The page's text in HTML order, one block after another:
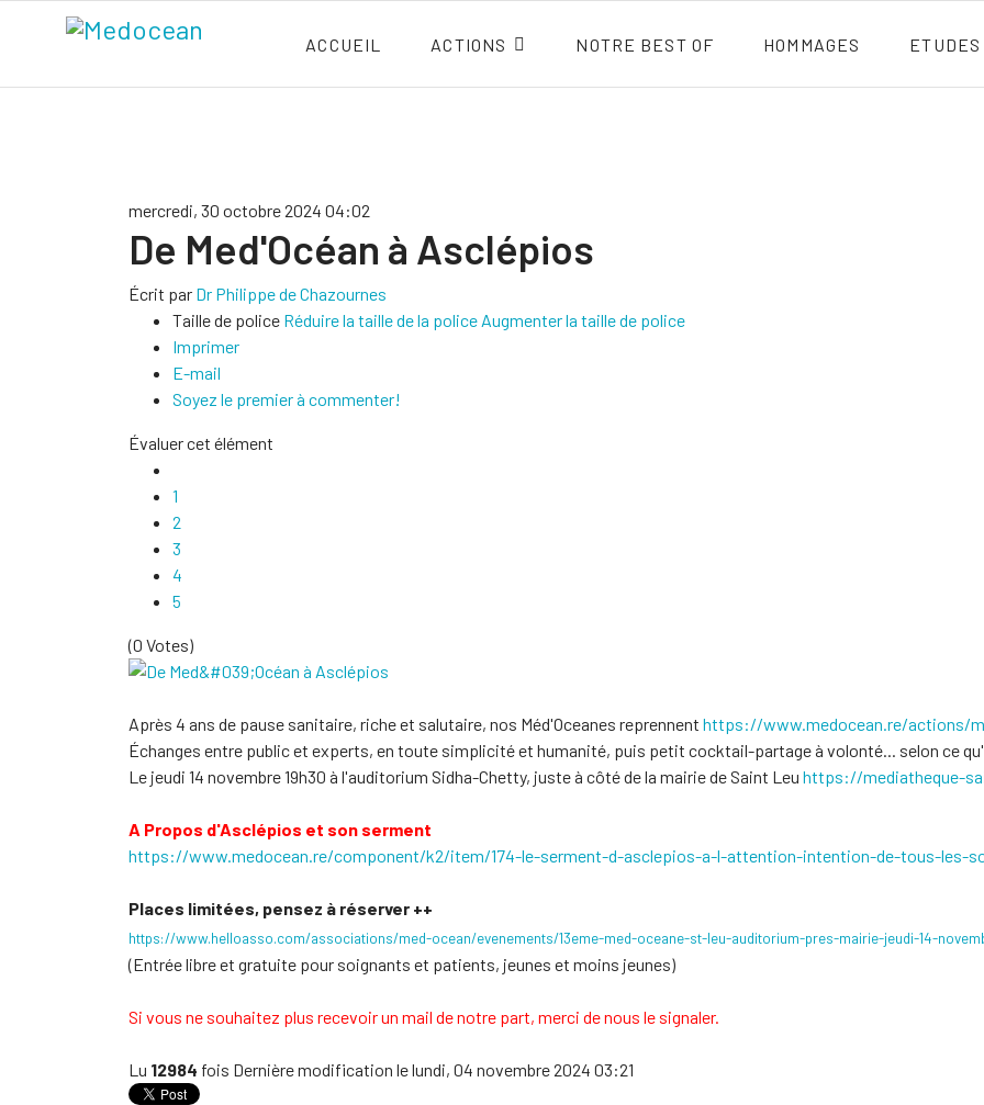
ACCUEIL ACTIONS NOTRE BEST OF HOMMAGES ETUDES
mercredi, 30 octobre 2024 04:02
De Med'Océan à Asclépios
Écrit par Dr Philippe de Chazournes
Taille de police Réduire la taille de la police Augmenter la taille de police
Imprimer
E-mail
Soyez le premier à commenter!
Évaluer cet élément
1
2
3
4
5
(0 Votes)
Après 4 ans de pause sanitaire, riche et salutaire, nos Méd'Oceanes reprennent https://www.medocean.re/actions/
Échanges entre public et experts, en toute simplicité et humanité, puis petit cocktail-partage à volonté... selon ce
Le jeudi 14 novembre 19h30 à l'auditorium Sidha-Chetty, juste à côté de la mairie de Saint Leu https://mediatheque-
A Propos d'Asclépios et son serment
https://www.medocean.re/component/k2/item/174-le-serment-d-asclepios-a-l-attention-intention-de-tous-les-
Places limitées, pensez à réserver ++
https://www.helloasso.com/associations/med-ocean/evenements/13eme-med-oceane-st-leu-auditorium-pres-mairie-jeudi-14-
(Entrée libre et gratuite pour soignants et patients, jeunes et moins jeunes)
Si vous ne souhaitez plus recevoir un mail de notre part, merci de nous le signaler.
Lu 12984 fois Dernière modification le lundi, 04 novembre 2024 03:21